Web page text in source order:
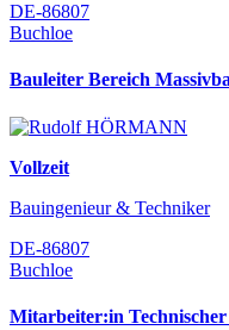
DE-86807
Buchloe
Bauleiter Bereich
Vollzeit
Bauingenieur & Techniker
DE-86807
Buchloe
Mitarbeiter:in